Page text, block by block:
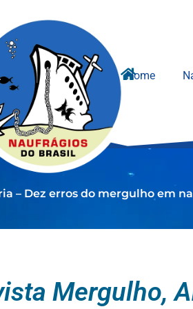
Home
– Dez erros do mergulho em
Mergulho,